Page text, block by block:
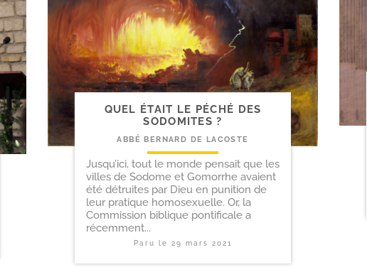
QUEL ÉTAIT LE PÉCHÉ DES
SODOMITES ?
ABBÉ BERNARD DE LACOSTE
Jusqu’ici, tout le monde pensait que les
villes de Sodome et Gomorrhe avaient
été détruites par Dieu en punition de
leur pratique homosexuelle. Or, la
Commission biblique pontificale a
récemment...
Paru le 29 mars 2021